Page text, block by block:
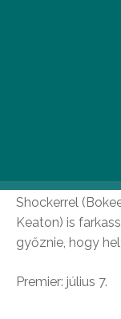
tiniről fog szólni,
Shockerrel
Keaton) is
győznie, hogy
Premier: július 7.